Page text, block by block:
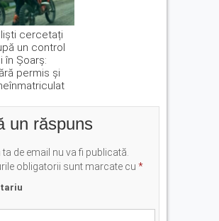
cercetați
un control
în Șoarș:
permis și
un răspuns
de email nu va fi publicată.
obligatorii sunt marcate cu *